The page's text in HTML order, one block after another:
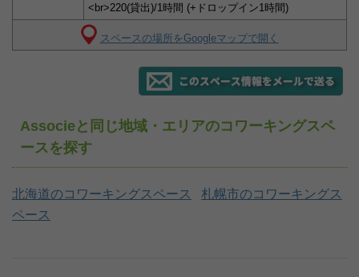
<br>220(貸出)/1時間 (+ドロップイン1時間)
スペースの場所をGoogleマップで開く
Associeと同じ地域・エリアのコワーキングスペ
ースを探す
北海道のコワーキングスペース
札幌市のコワーキングス
ペース